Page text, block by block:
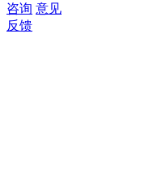
咨询 意见
反馈